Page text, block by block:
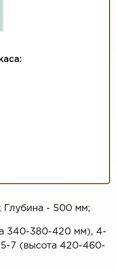
- 500 мм;
340-380-420 мм), 4-
7 (высота 420-460-